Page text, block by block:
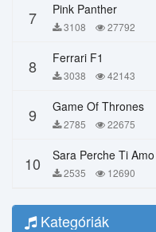
7 Pink Panther
3108 27792
8 Ferrari F1
3038 42143
9 Game Of Thrones
2785 22675
10 2535 12690
Kategóriák